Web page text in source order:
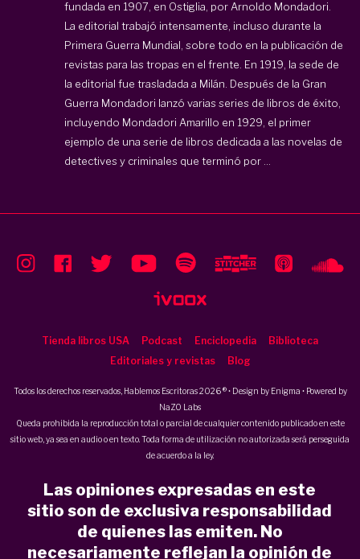
fundada en 1907, en Ostiglia, por Arnoldo Mondadori.
La editorial trabajó intensamente, incluso durante la
Primera Guerra Mundial, sobre todo en la publicación de
revistas para las tropas en el frente. En 1919, la sede de
la editorial fue trasladada a Milán. Después de la Gran
Guerra Mondadori lanzó varias series de libros de éxito,
incluyendo Mondadori Amarillo en 1929, el primer
ejemplo de una serie de libros dedicada a las novelas de
detectives y criminales que terminó por ...
Tienda libros USA Podcast Enciclopedia
Biblioteca
Editoriales y revistas
Blog
Todos los derechos reservados, Hablemos Escritoras 2026 ® • Design by Enigma • Powered by
NaZO Labs
Queda prohibida la reproducción total o parcial de cualquier contenido publicado en este
sitio web, ya sea en audio o en texto. Toda forma de utilización no autorizada será perseguida
de acuerdo a la ley.
Las opiniones expresadas en este
sitio son de exclusiva responsabilidad
de quienes las emiten. No
necesariamente reflejan la opinión de